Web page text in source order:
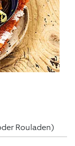
Rouladen)